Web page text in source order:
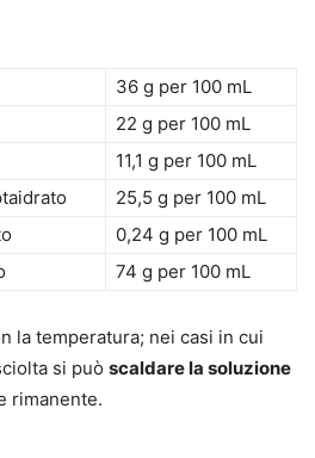
36 g per 100 mL
22 g per 100 mL
11,1 g per 100 mL
25,5 g per 100 mL
0,24 g per 100 mL
74 g per 100 mL
la temperatura; nei casi in cui
si può scaldare la soluzione
rimanente.